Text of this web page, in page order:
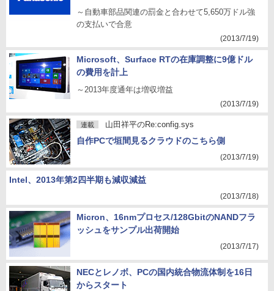
～自動車部品関連の罰金と合わせて5,650万ドル強
の支払いで合意
(2013/7/19)
Microsoft、Surface RTの在庫調整に9億ドル
の費用を計上
～2013年度通年は増収増益
(2013/7/19)
連載 山田祥平のRe:config.sys
自作PCで垣間見るクラウドのこちら側
(2013/7/19)
Intel、2013年第2四半期も減収減益
(2013/7/18)
Micron、16nmプロセス/128GbitのNANDフラ
ッシュをサンプル出荷開始
(2013/7/17)
NECとレノボ、PCの国内統合物流体制を16日
からスタート